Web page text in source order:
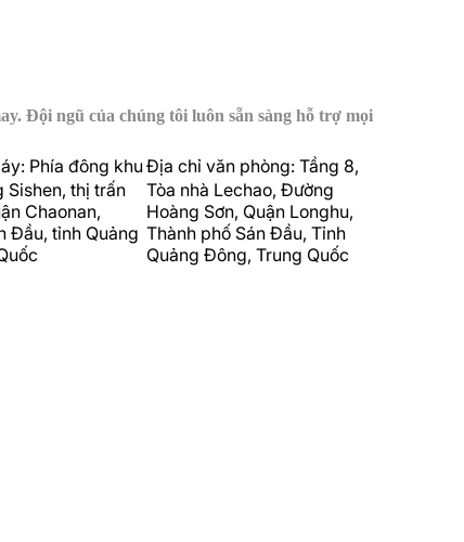
Đội ngũ của chúng tôi luôn sẵn sàng hỗ trợ mọi
Phía đông khu
Sishen, thị trấn
Chaonan,
Đầu, tỉnh Quảng
Địa chỉ văn phòng: Tầng 8,
Tòa nhà Lechao, Đường
Hoàng Sơn, Quận Longhu,
Thành phố Sán Đầu, Tỉnh
Quảng Đông, Trung Quốc